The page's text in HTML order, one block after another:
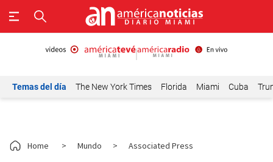
Temas del día The New York Times Florida Miami Cuba
Home > Mundo > Associated Press